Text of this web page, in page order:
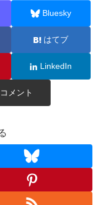
Bluesky
はてブ
LinkedIn
コメント